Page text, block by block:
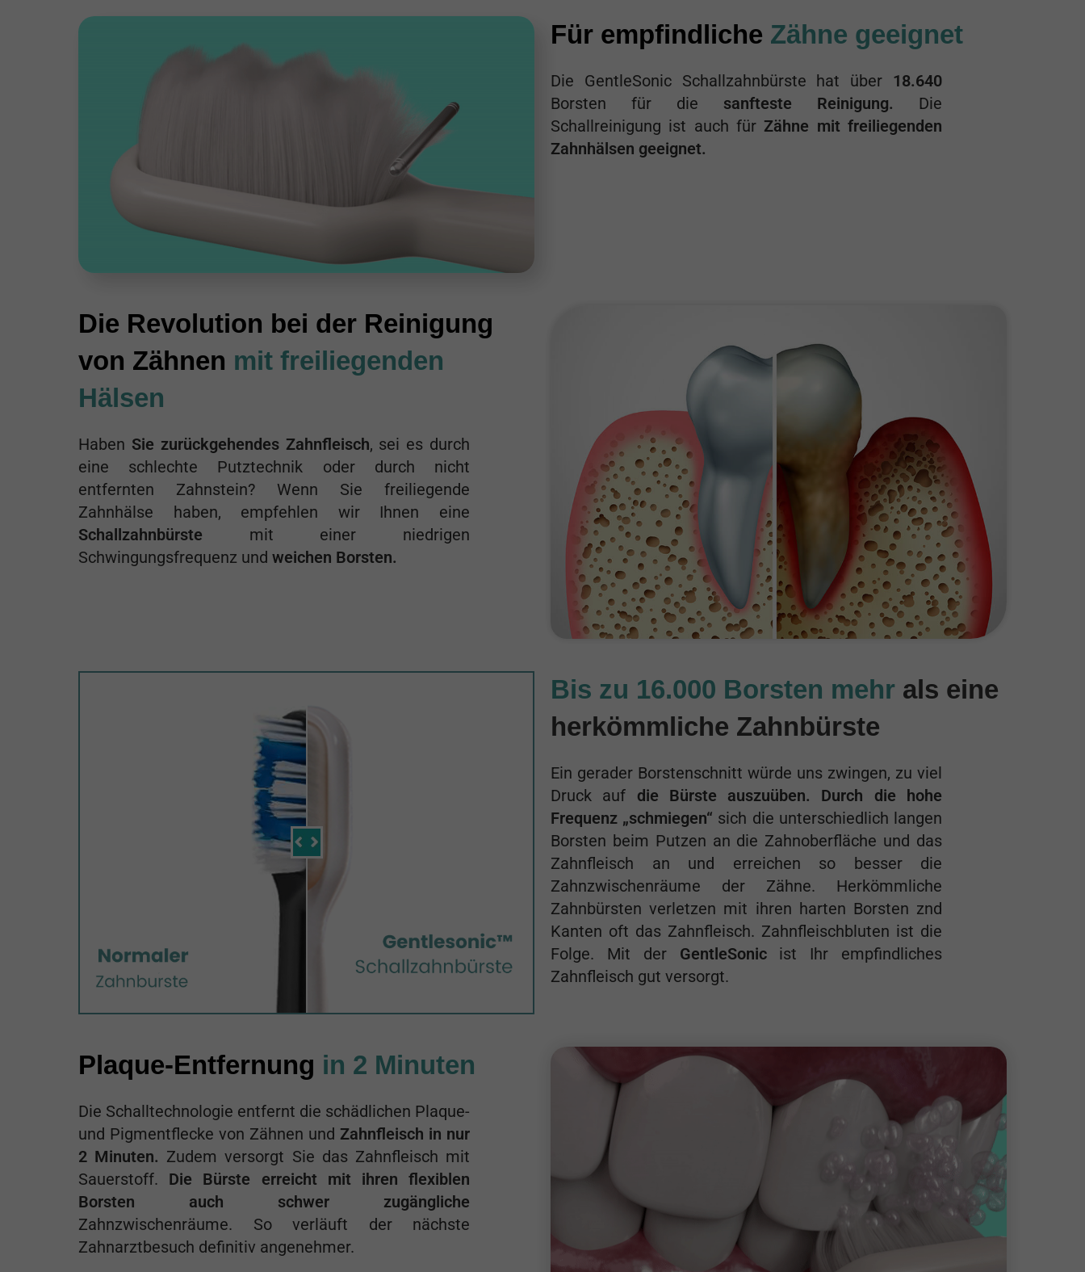
Für empfindliche Zähne geeignet
Die GentleSonic Schallzahnbürste hat über 18.640
Borsten für die sanfteste Reinigung. Die
Schallreinigung ist auch für Zähne mit freiliegenden
Zahnhälsen geeignet.
Die Revolution bei der Reinigung
von Zähnen mit freiliegenden
Hälsen
Haben Sie zurückgehendes Zahnfleisch, sei es durch
eine schlechte Putztechnik oder durch nicht
entfernten Zahnstein? Wenn Sie freiliegende
Zahnhälse haben, empfehlen wir Ihnen eine
Schallzahnbürste mit einer niedrigen
Schwingungsfrequenz und weichen Borsten.
Bis zu 16.000 Borsten mehr als eine
herkömmliche Zahnbürste
Ein gerader Borstenschnitt würde uns zwingen, zu viel
Druck auf die Bürste auszuüben. Durch die hohe
Frequenz „schmiegen“ sich die unterschiedlich langen
Borsten beim Putzen an die Zahnoberfläche und das
Zahnfleisch an und erreichen so besser die
Zahnzwischenräume der Zähne. Herkömmliche
Zahnbürsten verletzen mit ihren harten Borsten znd
Kanten oft das Zahnfleisch. Zahnfleischbluten ist die
Folge. Mit der GentleSonicist Ihr empfindliches
Zahnfleisch gut versorgt.
Plaque-Entfernung in 2 Minuten
Die Schalltechnologie entfernt die schädlichen Plaque-
und Pigmentflecke von Zähnen und Zahnfleisch in nur
2 Minuten. Zudem versorgt Sie das Zahnfleisch mit
Sauerstoff. Die Bürste erreicht mit ihren flexiblen
Borsten auch schwer zugängliche
Zahnzwischenräume. So verläuft der nächste
Zahnarztbesuch definitiv angenehmer.